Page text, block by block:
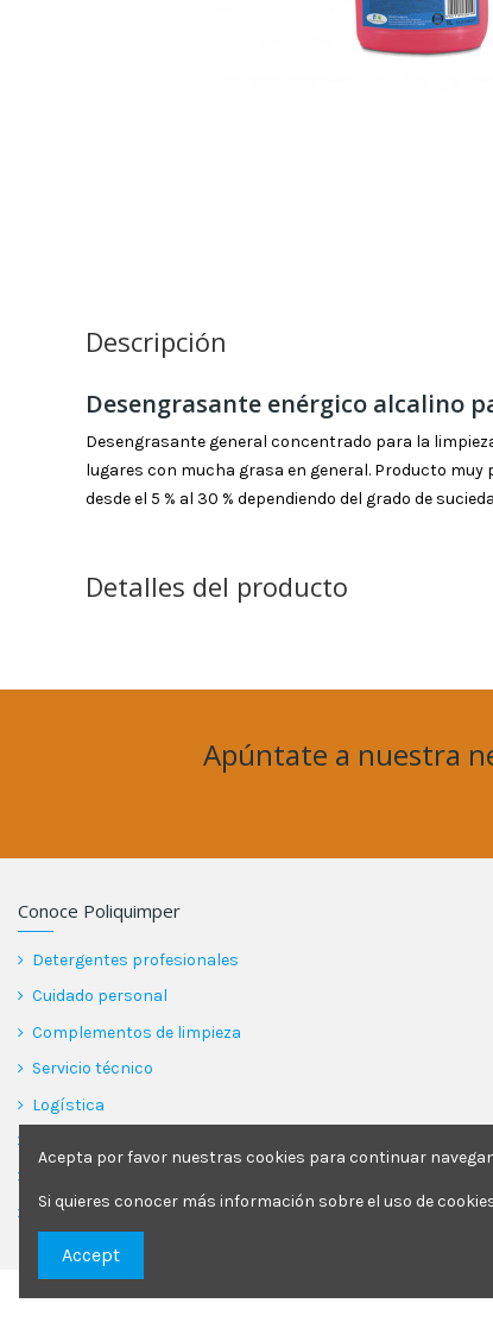
Descripción
Desengrasante enérgico alcalino
Desengrasante general concentrado para la
lugares con mucha grasa en general. Producto
desde el 5 % al 30 % dependiendo del grado de
Detalles del producto
Apúntate a nuestra
Conoce Poliquimper
Detergentes profesionales
Cuidado personal
Complementos de limpieza
Servicio técnico
Logística
Contactar
Acepta por favor nuestras cookies para continuar
Si quieres conocer más información sobre el uso de
Accept